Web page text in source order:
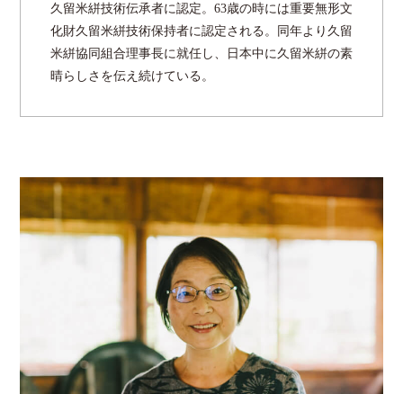
久留米絣技術伝承者に認定。63歳の時には重要無形文
化財久留米絣技術保持者に認定される。同年より久留
米絣協同組合理事⻑に就任し、日本中に久留米絣の素
晴らしさを伝え続けている。